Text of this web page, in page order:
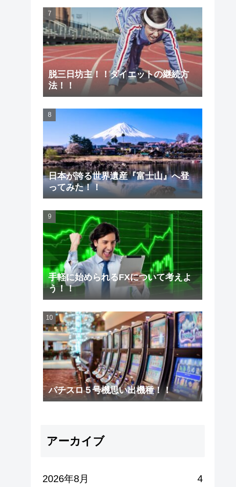
脱三日坊主！！ダイエットの継続方
法！！
日本が誇る世界遺産『富士山』へ登
ってみた！！
手軽に始められるFXについて考えよ
う！！
パチスロ５号機思い出機種！！
アーカイブ
2026年8月 4